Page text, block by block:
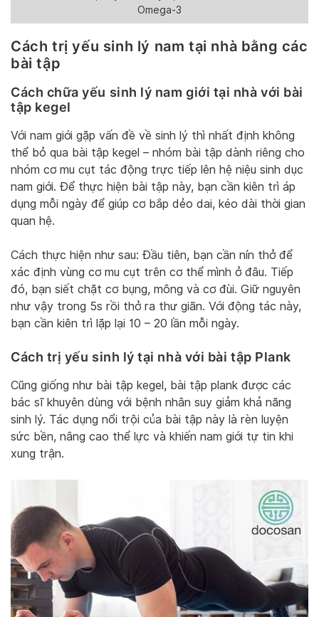
Omega-3
Cách trị yếu sinh lý nam tại nhà bằng các
bài tập
Cách chữa yếu sinh lý nam giới tại nhà với bài
tập kegel
Với nam giới gặp vấn đề về sinh lý thì nhất định không
thể bỏ qua bài tập kegel – nhóm bài tập dành riêng cho
nhóm cơ mu cụt tác động trực tiếp lên hệ niệu sinh dục
nam giới. Để thực hiện bài tập này, bạn cần kiên trì áp
dụng mỗi ngày để giúp cơ bắp dẻo dai, kéo dài thời gian
quan hệ.
Cách thực hiện như sau: Đầu tiên, bạn cần nín thở để
xác định vùng cơ mu cụt trên cơ thể mình ở đâu. Tiếp
đó, bạn siết chặt cơ bụng, mông và cơ đùi. Giữ nguyên
như vậy trong 5s rồi thở ra thư giãn. Với động tác này,
bạn cần kiên trì lặp lại 10 – 20 lần mỗi ngày.
Cách trị yếu sinh lý tại nhà với bài tập Plank
Cũng giống như bài tập kegel, bài tập plank được các
bác sĩ khuyên dùng với bệnh nhân suy giảm khả năng
sinh lý. Tác dụng nổi trội của bài tập này là rèn luyện
sức bền, nâng cao thể lực và khiến nam giới tự tin khi
xung trận.